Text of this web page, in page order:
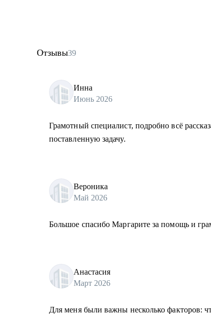
Отзывы39
Инна
Июнь 2026
Грамотный специалист, подробно всё
поставленную задачу.
Вероника
Май 2026
Большое спасибо Маргарите за помощь и
Анастасия
Март 2026
Для меня были важны несколько